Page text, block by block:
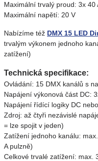
Maximální trvalý proud: 3x 40
Maximální napětí: 20 V
Nabízíme též DMX 15 LED
trvalým výkonem jednoho
zatížení)
Technická specifikace:
Ovládání: 15 DMX kanálů s
Napájení výkonová část DC:
Napájení řídící logiky DC
Zdroj: až čtyři nezávislé
= lze spojit v jeden)
Zatížení jednoho kanálu:
A pulzně)
Celkové trvalé zatížení: max.